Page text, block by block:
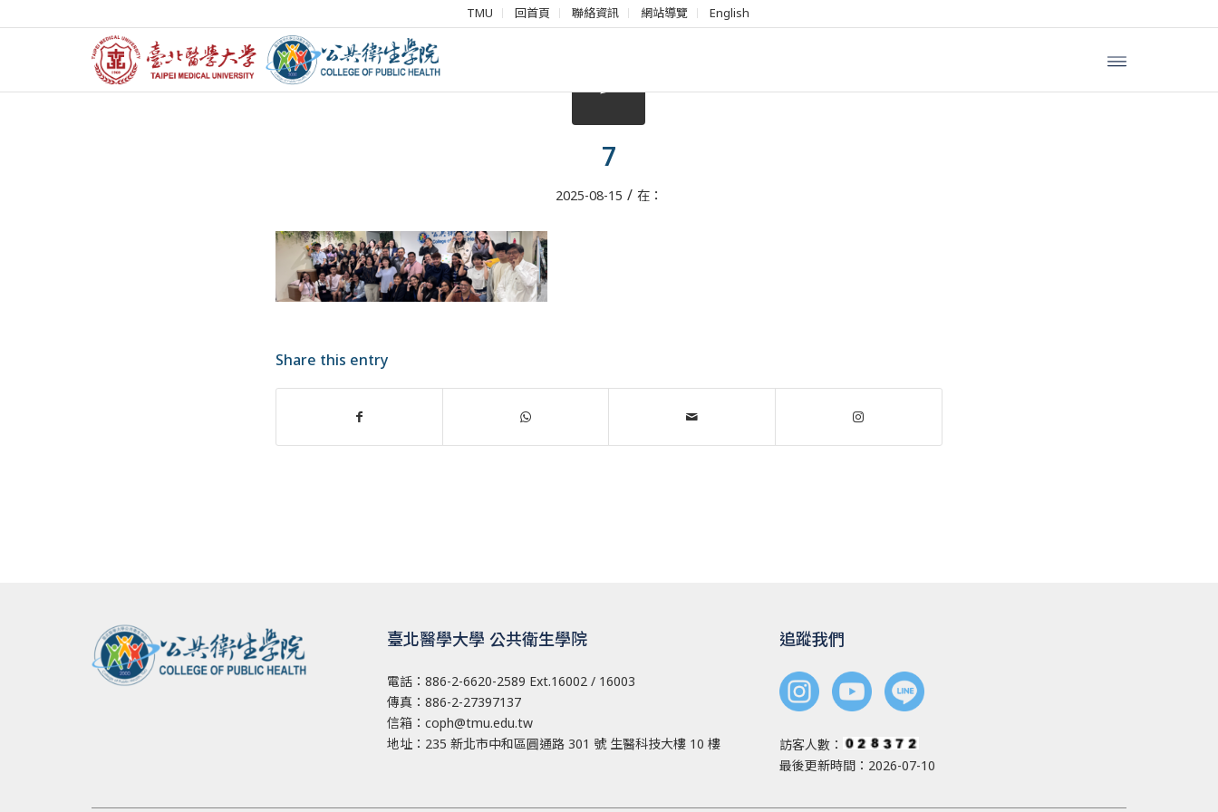
TMU 回首頁 聯絡資訊 網站導覽 English
7
2025-08-15 / 在：
Share this entry
臺北醫學大學 公共衛生學院
電話： 886-2-6620-2589 Ext.16002 / 16003
傳真：886-2-27397137
信箱： coph@tmu.edu.tw
地址： 235 新北市中和區圓通路 301 號生醫科技大樓 10 樓
追蹤我們
訪客人數：
最後更新時間：2026-07-10